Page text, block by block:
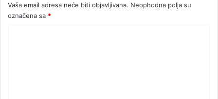
r
i
z
n
Vaša email adresa neće biti objavljivana. Neophodna polja su
označena sa *